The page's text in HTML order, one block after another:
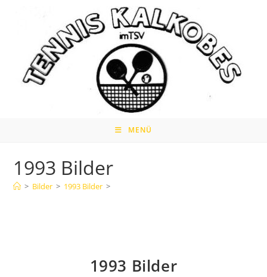
MENÜ
1993 Bilder
> Bilder > 1993 Bilder >
1993 Bilder